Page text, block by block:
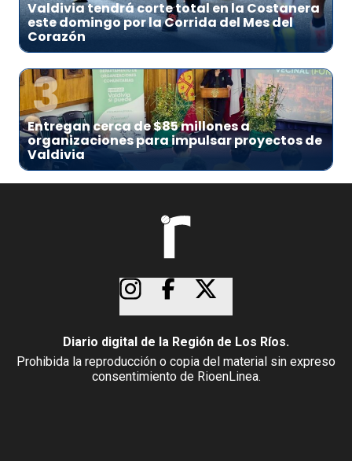
Valdivia tendrá corte total en la Costanera
este domingo por la Corrida del Mes del
Corazón
3
Entregan cerca de $85 millones a
organizaciones para impulsar proyectos de
Valdivia
Diario digital de la Región de Los Ríos.
Prohibida la reproducción o copia del material sin expreso
consentimiento de RioenLinea.